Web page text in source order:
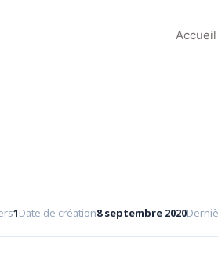
Accueil
1Date de création8 septembre 2020